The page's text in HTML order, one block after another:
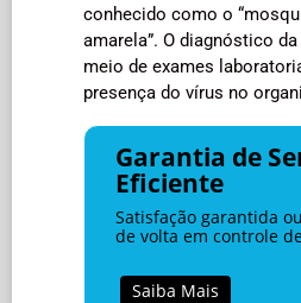
conhecido como o
amarela”. O diagnóstico
meio de exames
presença do vírus no
Garantia de
Eficiente
Satisfação garantida
de volta em controle
Saiba Mais